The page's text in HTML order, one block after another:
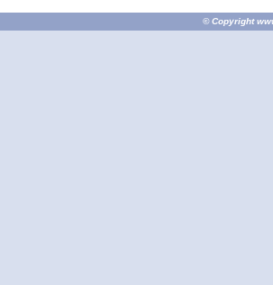
© Copyright